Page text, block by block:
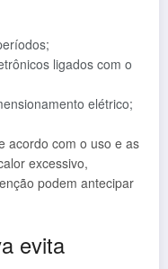
ligados com o
elétrico;
acordo com o uso e as
excessivo,
podem antecipar
evita